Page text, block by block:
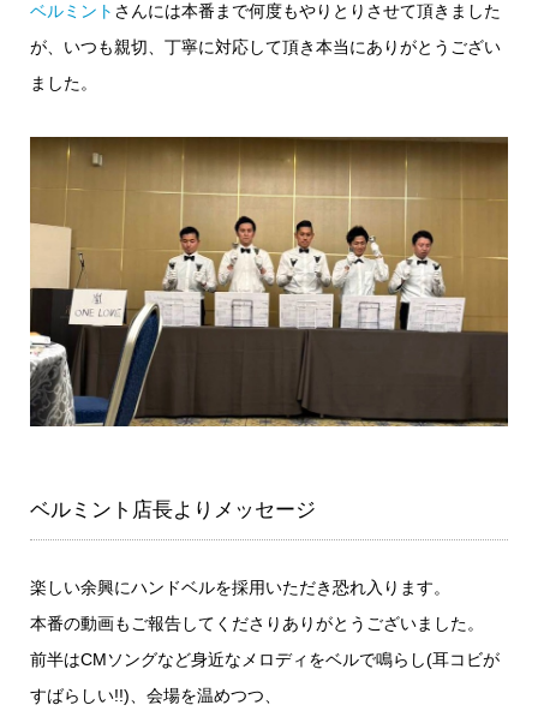
ベルミント さんには本番まで何度もやりとりさせて頂きました
が、いつも親切、丁寧に対応して頂き本当にありがとうござい
ました。
ベルミント店長よりメッセージ
楽しい余興にハンドベルを採用いただき恐れ入ります。
本番の動画もご報告してくださりありがとうございました。
前半はCMソングなど身近なメロディをベルで鳴らし(耳コビが
すばらしい!!)、会場を温めつつ、